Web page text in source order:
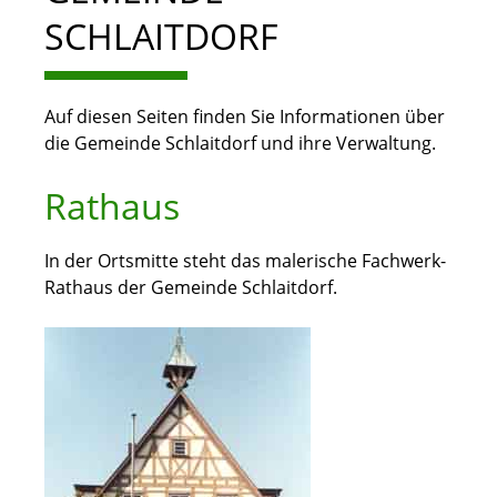
SCHLAITDORF
Auf diesen Seiten finden Sie Informationen über
die Gemeinde Schlaitdorf und ihre Verwaltung.
Rathaus
In der Ortsmitte steht das malerische Fachwerk-
Rathaus der Gemeinde Schlaitdorf.